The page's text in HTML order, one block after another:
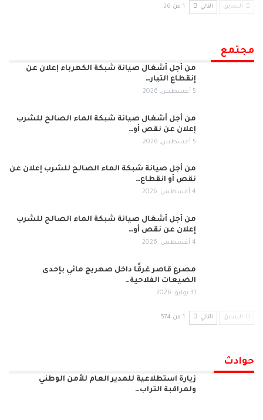
السابق التالي 1 من 26
مجتمع
من أجل أشغال صيانة شبكة الكهرباء إعلان عن
إنقطاع التيار…
5 أغسطس, 2026
من أجل أشغال صيانة شبكة الماء الصالح للشرب
إعلان عن نقص أو…
5 أغسطس, 2026
من أجل صيانة شبكة الماء الصالح للشرب إعلان عن
نقص أو انقطاع…
4 أغسطس, 2026
من أجل أشغال صيانة شبكة الماء الصالح للشرب
إعلان عن نقص أو…
4 أغسطس, 2026
مصرع قاصر غرقًا داخل صهريج مائي بإحدى
الضيعات الفلاحية…
31 يوليو, 2026
السابق التالي 1 من 574
حوادث
زيارة استطلاعية للمدير العام للأمن الوطني
ولمراقبة التراب…